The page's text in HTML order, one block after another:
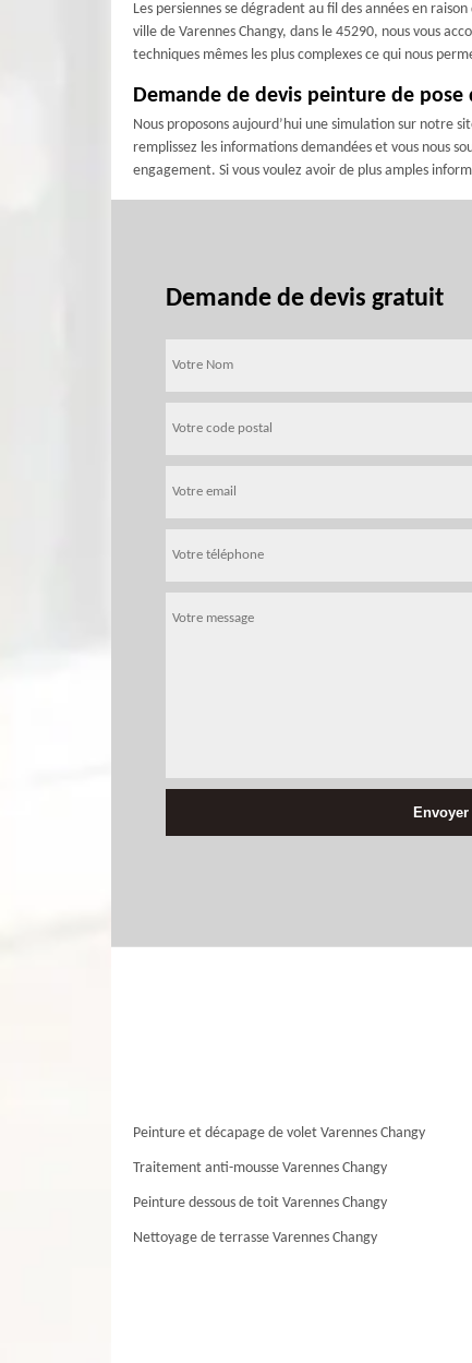
Les persiennes se dégradent au fil des années en
ville de Varennes Changy, dans le 45290, nous vous
techniques mêmes les plus complexes ce qui nous
Demande de devis peinture de
Nous proposons aujourd’hui une simulation sur notre
remplissez les informations demandées et vous nous
engagement. Si vous voulez avoir de plus amples
Demande de devis gratuit
Peinture et décapage de volet Varennes Changy
Traitement anti-mousse Varennes Changy
Peinture dessous de toit Varennes Changy
Nettoyage de terrasse Varennes Changy